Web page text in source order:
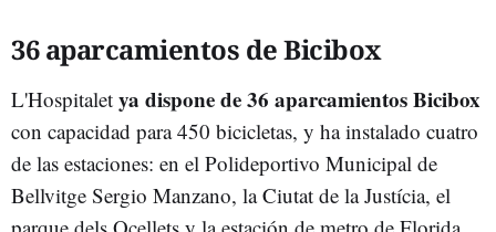
36 aparcamientos de Bicibox
L'Hospitalet ya dispone de 36 aparcamientos Bicibox
con capacidad para 450 bicicletas, y ha instalado cuatro
de las estaciones: en el Polideportivo Municipal de
Bellvitge Sergio Manzano, la Ciutat de la Justícia, el